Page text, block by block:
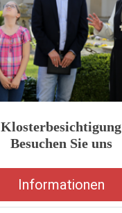
Klosterbesichtigung
Besuchen Sie uns
Informationen